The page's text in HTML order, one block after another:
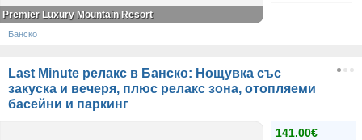
Premier Luxury Mountain Resort
Банско
Last Minute релакс в Банско: Нощувка със
закуска и вечеря, плюс релакс зона, отопляеми
басейни и паркинг
141.00€